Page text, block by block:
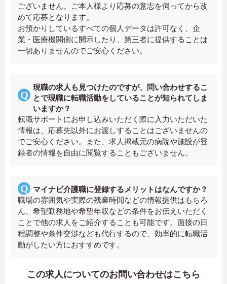
ございません。ご本人様より応募の意志を伺ってから改
めて応募となります。
お預かりしているすべての個人データは許可なく、企
業・医療機関側に開示したり、第三者に提供することは
一切ありませんのでご安心ください。
現職の求人も見つけたのですが、問い合わせするこ
とで現職に転職活動をしていることが知られてしま
いますか？
転職サポートにお申し込みいただく際に入力いただいた
情報は、応募先以外にお渡しすることはございませんの
でご安心ください。また、求人掲載元の病院や施設が登
録者の情報を自由に閲覧することもございません。
マイナビ介護職に登録するメリットはなんですか？
職場の雰囲気や実際の残業時間などの情報提供はもちろ
ん、希望勤務地や希望年収などの条件をお伝えいただく
ことで他の求人をご紹介することも可能です。面接の日
程調整や条件交渉なども代行するので、効率的に転職活
動がしたい方におすすめです。
この求人についてのお問い合わせはこちら